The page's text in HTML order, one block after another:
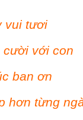
vui tươi
cười với con
ban ơn
hơn từng